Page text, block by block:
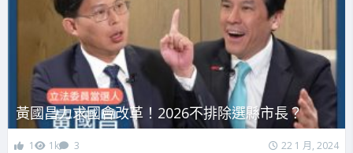
黃國昌力求國會改革！2026不排除選縣市長？
1 1k 3 22 1 月, 2024